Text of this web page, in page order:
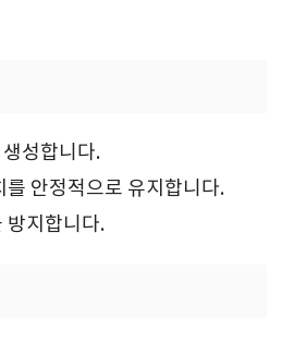
성합니다.
안정적으로 유지합니다.
방지합니다.